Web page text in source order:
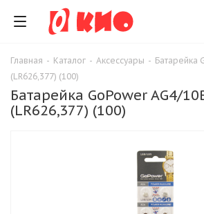
Главная - Каталог - Аксессуары - Батарейка
(LR626,377) (100)
Батарейка GoPower AG4/
(LR626,377) (100)